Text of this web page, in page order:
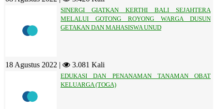
SINERGI GIATKAN KERTHI BALI SEJAHTERA
MELALUI GOTONG ROYONG WARGA DUSUN
GETAKAN DAN MAHASISWA UNUD
18 Agustus 2022 | 3.081 Kali
EDUKASI DAN PENANAMAN TANAMAN OBAT
KELUARGA (TOGA)